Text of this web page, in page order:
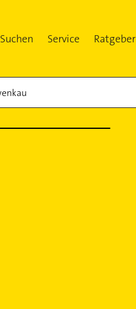
Suchen Service Ratgeber